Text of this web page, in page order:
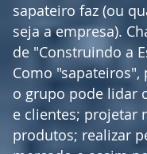
sapateiro faz (ou
seja a empresa).
de "Construindo a
Como "sapateiros",
o grupo pode lidar
e clientes; projetar
produtos; realizar